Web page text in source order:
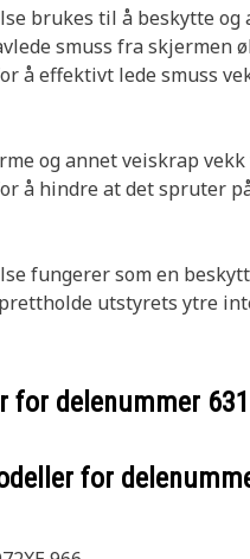
brukes til å beskytte
smuss fra
å effektivt lede smuss
og annet veiskrap
å hindre at det spruter
fungerer som en
utstyrets ytre
for delenummer
for